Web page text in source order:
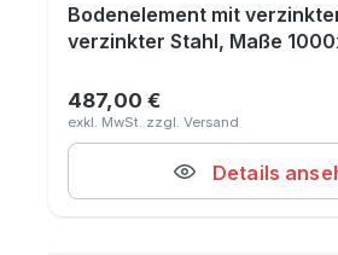
Bodenelement mit
verzinkter Stahl, Maße
Regulärer Preis:
487,00 €
Details